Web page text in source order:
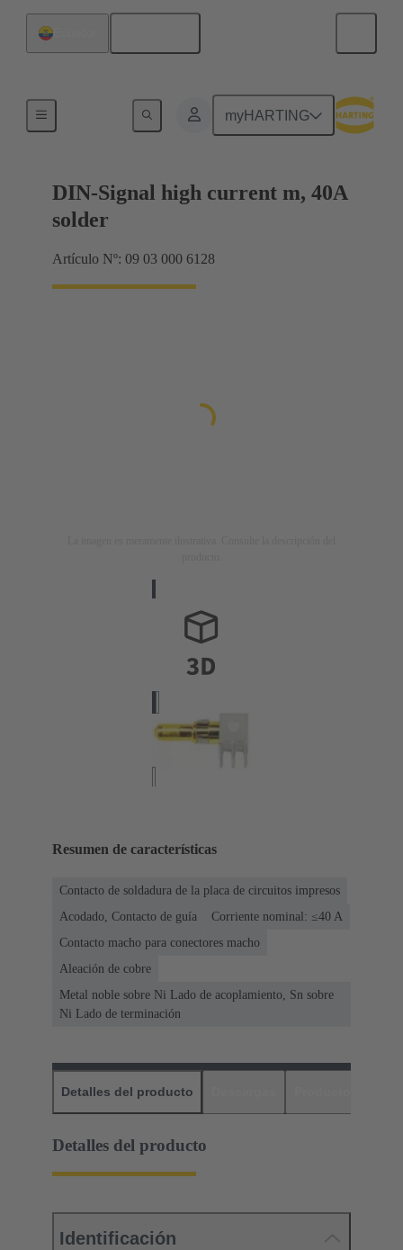
myHARTING
Terminación de placa madre a tarjeta hija
DIN-Signal high current m, 40A
solder
Artículo Nº: 09 03 000 6128
Resumen de características
Contacto de soldadura de la placa de circuitos impresos
Acodado, Contacto de guía
Corriente nominal: ≤40 A
Contacto macho para conectores macho
Aleación de cobre
Metal noble sobre Ni Lado de acoplamiento, Sn sobre
Ni Lado de terminación
Detalles del producto
Detalles del producto
Identificación